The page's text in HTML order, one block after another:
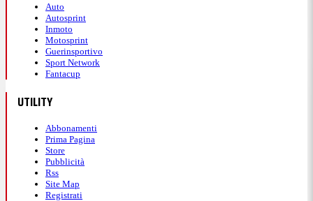
Auto
Autosprint
Inmoto
Motosprint
Guerinsportivo
Sport Network
Fantacup
UTILITY
Abbonamenti
Prima Pagina
Store
Pubblicità
Rss
Site Map
Registrati